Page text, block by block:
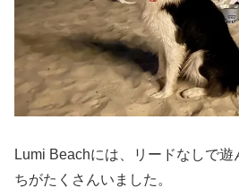
Lumi Beachには、リードなしで
ちがたくさんいました。